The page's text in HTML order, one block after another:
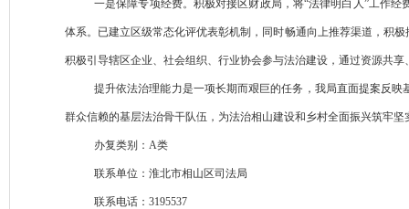
一是保障专项经费。积极对接区财政局，将“法律明白人”工作
体系。已建立区级常态化评优表彰机制，同时畅通向上推荐渠道，积
积极引导辖区企业、社会组织、行业协会参与法治建设，通过资源共
提升依法治理能力是一项长期而艰巨的任务，我局直面提案反
群众信赖的基层法治骨干队伍，为法治相山建设和乡村全面振兴筑牢
办复类别：A类
联系单位：淮北市相山区司法局
联系电话：3195537